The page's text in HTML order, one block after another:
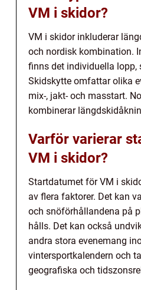
VM i skidor?
VM i skidor inkluderar
och nordisk kombination.
finns det individuella
Skidskytte omfattar olika
mix-, jakt- och masstart.
kombinerar
Varför varierar
VM i skidor?
Startdatumet för VM i
av flera faktorer. Det kan
och snöförhållandena på
hålls. Det kan också
andra stora evenemang
vintersportkalendern och
geografiska och